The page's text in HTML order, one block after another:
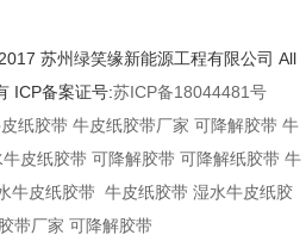
苏州绿笑缘新能源工程有限公司 All
ICP备案证号:苏ICP备18044481号
纸胶带 牛皮纸胶带厂家 可降解胶带 牛
皮纸胶带 可降解胶带 可降解纸胶带 牛
牛皮纸胶带 牛皮纸胶带 湿水牛皮纸胶
带厂家 可降解胶带